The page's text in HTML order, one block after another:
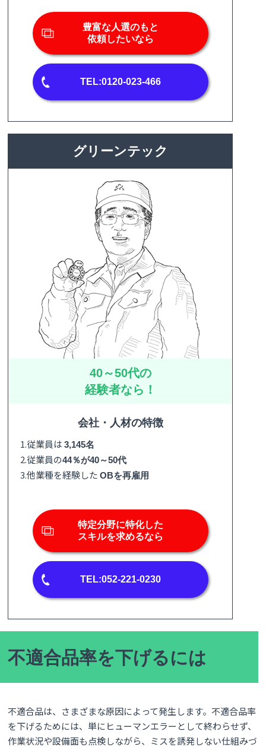
豊富な人選のもと
依頼したいなら
TEL:0120-023-466
グリーンテック
40～50代の
経験者なら！
会社・人材の特徴
1.従業員は3,145名
2.従業員の44％が40～50代
3.他業種を経験したOBを再雇用
特定分野に特化した
スキルを求めるなら
TEL:052-221-0230
不適合品率を下げるには
不適合品は、さまざまな原因によって発生します。不適合品率
を下げるためには、単にヒューマンエラーとして終わらせず、
作業状況や設備面も点検しながら、ミスを誘発しない仕組みづ